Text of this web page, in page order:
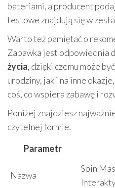
bateriami, a producent
testowe znajdują się w
Warto też pamiętać o
Zabawka jest odpowiednia
życia, dzięki czemu może
urodziny, jak i na inne
coś, co wspiera zabawę i
Poniżej znajdziesz
czytelnej formie.
Parametr
Nazwa
Spin